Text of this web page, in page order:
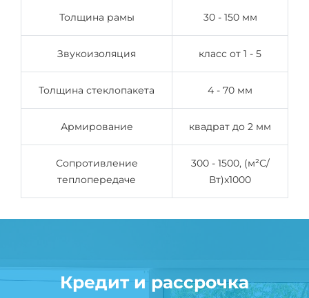
Толщина рамы 30 - 150 мм
Звукоизоляция класс от 1 - 5
Толщина стеклопакета 4 - 70 мм
Армирование квадрат до 2 мм
Сопротивление
теплопередаче
300 - 1500, (м²С/
Вт)x1000
Кредит и рассрочка